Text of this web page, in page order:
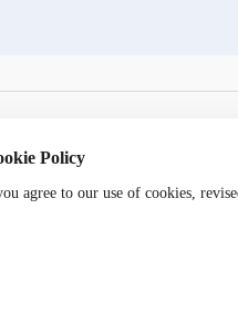
All Rights Reserved. 16A
Policy
agree to our use of cookies,